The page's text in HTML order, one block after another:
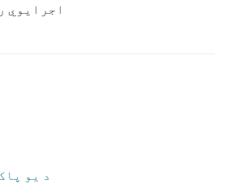
اجرایوي
د یو